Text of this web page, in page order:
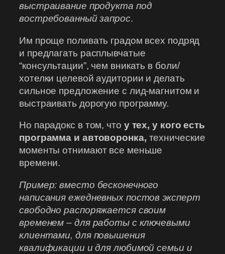
выстраивание продукта под
востребованный запрос.
Им проще поливать градом всех подряд
и предлагать расплывчатые
“консультации”, чем вникать в боли/
хотелки целевой аудитории и делать
сильное предложение с лид-магнитом и
выстраивать дорогую программу.
Но парадокс в том, что у тех, у кого есть
программа и автоворонка, технические
моменты отнимают все меньше
времени.
Пример: вместо бесконечного
написания ежедневных постов эксперт
свободно распоряжается своим
временем – для работы с ключевыми
клиентами, для повышения
квалификации и для любимой семьи и